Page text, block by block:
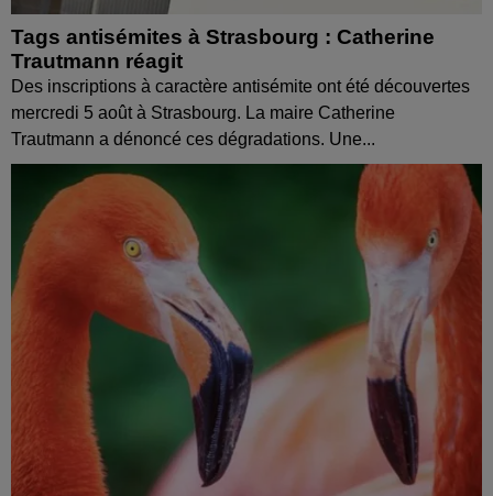
Tags antisémites à Strasbourg : Catherine
Trautmann réagit
Des inscriptions à caractère antisémite ont été découvertes
mercredi 5 août à Strasbourg. La maire Catherine
Trautmann a dénoncé ces dégradations. Une...